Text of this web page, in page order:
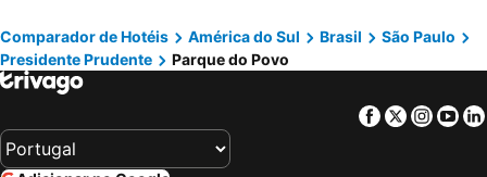
Represa Laranja Doce
Parque Estadual Morro do Diabo
Comparador de Hotéis América do Sul Brasil
São Paulo
Presidente Prudente
Parque do Povo
Facebook
Twitter